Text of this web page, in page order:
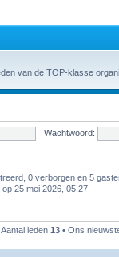
van de TOP-klasse
Wachtwoord:
0 verborgen en 5
op 25 mei 2026, 05:27
Aantal leden 13 • Ons